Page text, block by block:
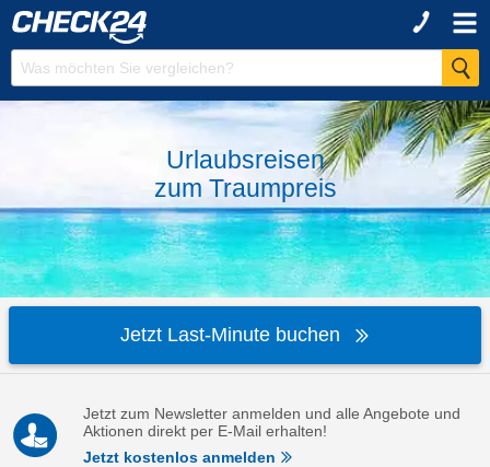
Urlaubsreisen
zum Traumpreis
Jetzt Last-Minute buchen
Jetzt zum Newsletter anmelden und alle Angebote und
Aktionen direkt per E-Mail erhalten!
Jetzt kostenlos anmelden